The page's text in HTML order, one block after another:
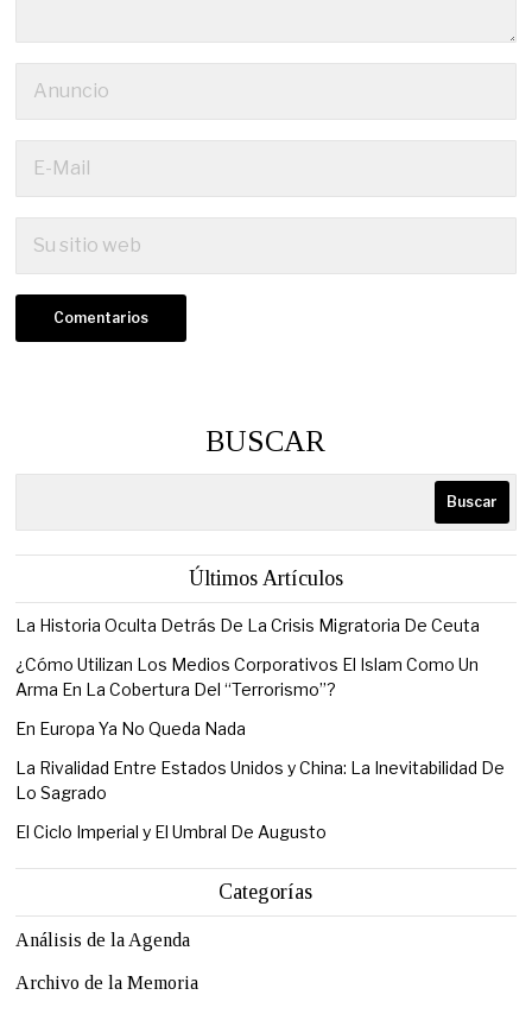
BUSCAR
Buscar
Últimos Artículos
La Historia Oculta Detrás De La Crisis Migratoria De Ceuta
¿Cómo Utilizan Los Medios Corporativos El Islam Como Un
Arma En La Cobertura Del “Terrorismo”?
En Europa Ya No Queda Nada
La Rivalidad Entre Estados Unidos y China: La Inevitabilidad De
Lo Sagrado
El Ciclo Imperial y El Umbral De Augusto
Categorías
Análisis de la Agenda
Archivo de la Memoria